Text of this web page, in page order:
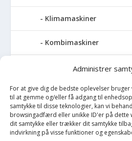
Administrer
For at give dig de bedste oplevelser
til at gemme og/eller få adgang til
samtykke til disse teknologier, kan vi
browsingadfærd eller unikke ID'er på dette
dit samtykke eller trækker dit samtykke
indvirkning på visse funktioner og
Klimamaskiner
Kombimaskiner
Kompressor
Pressemaskiner
Save